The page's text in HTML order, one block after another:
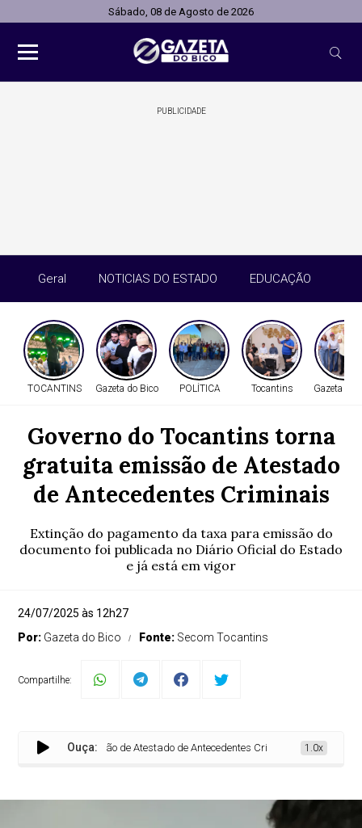
Sábado, 08 de Agosto de 2026
PUBLICIDADE
Geral NOTICIAS DO ESTADO EDUCAÇÃO
TOCANTINS Gazeta do Bico POLÍTICA Tocantins Gazeta do
Governo do Tocantins torna
gratuita emissão de Atestado
de Antecedentes Criminais
Extinção do pagamento da taxa para emissão do
documento foi publicada no Diário Oficial do Estado
e já está em vigor
24/07/2025 às 12h27
Por: Gazeta do Bico Fonte: Secom Tocantins
Compartilhe:
Ouça:
gratuita emissão de Atestado de Antecedentes Criminais 1.0x